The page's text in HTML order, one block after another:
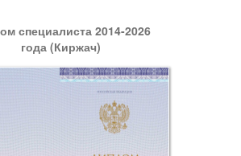
специалиста 2014-2026
года (Киржач)